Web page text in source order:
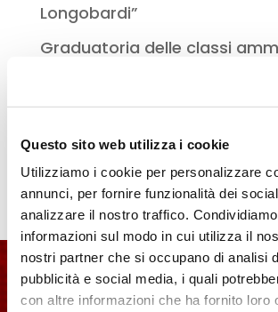
Questo sito web utilizza i cookie
Utilizziamo i cookie per personalizzare
annunci, per fornire funzionalità dei
analizzare il nostro traffico.
informazioni sul modo in cui utilizza il
nostri partner che si occupano di analisi
pubblicità e social media, i quali
con altre informazioni che ha fornito loro
Longobardi”
Graduatoria delle classi
finanziamento del bando
Recent
Nessun commento da
Associazione